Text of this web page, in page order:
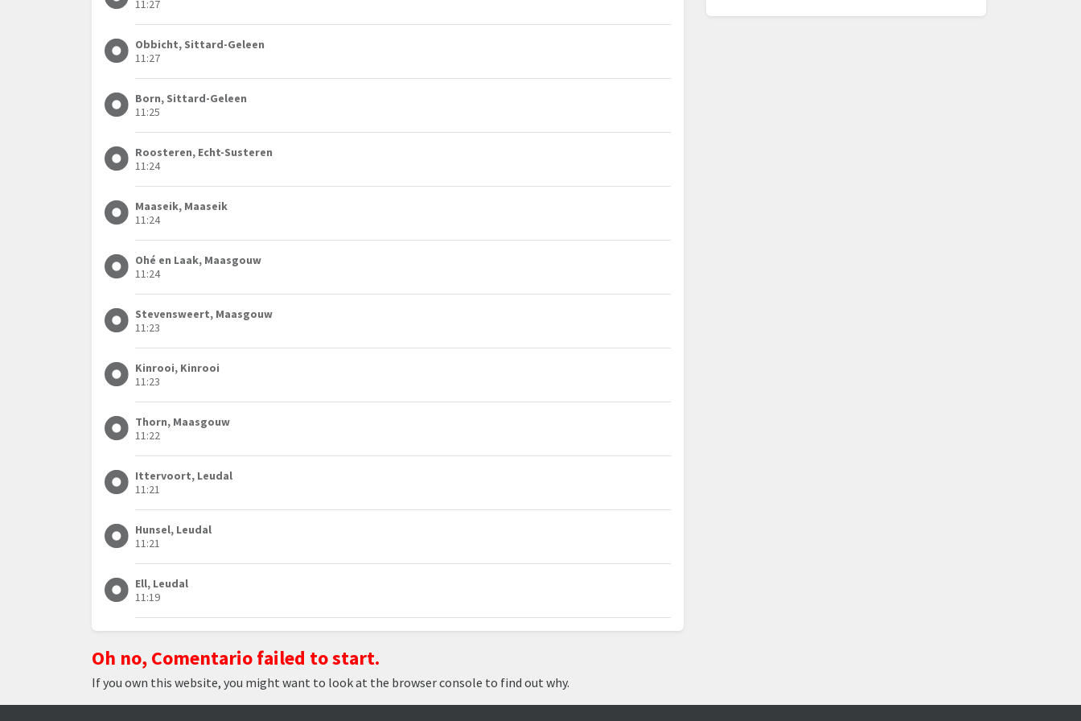
11:27
Obbicht, Sittard-Geleen
11:27
Born, Sittard-Geleen
11:25
Roosteren, Echt-Susteren
11:24
Maaseik, Maaseik
11:24
Ohé en Laak, Maasgouw
11:24
Stevensweert, Maasgouw
11:23
Kinrooi, Kinrooi
11:23
Thorn, Maasgouw
11:22
Ittervoort, Leudal
11:21
Hunsel, Leudal
11:21
Ell, Leudal
11:19
Oh no, Comentario failed to start.
If you own this website, you might want to look at the browser console to find out why.